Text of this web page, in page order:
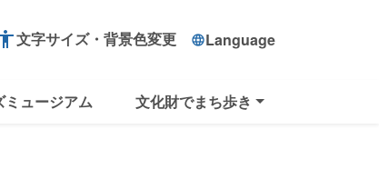
文字サイズ・背景色変更 languageLanguage
ミュージアム 文化財でまち歩き